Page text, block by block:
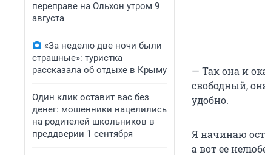
переправе на Ольхон утром 9
августа
«За неделю две ночи были
страшные»: туристка
рассказала об отдыхе в Крыму
Один клик оставит вас без
денег: мошенники нацелились
на родителей школьников в
преддверии 1 сентября
— Так она и
свободный,
удобно.
Я начинаю
а вот ее